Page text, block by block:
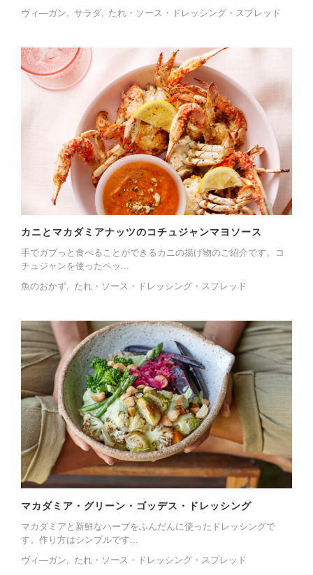
ヴィ―ガン サラダ たれ・ソース・ドレッシング・スプレッド
カニとマカダミアナッツのコチュジャンマヨソース
手でガブっと食べることができるカニの揚げ物のご紹介です。コ
チュジャンを使ったペッ...
魚のおかず
たれ・ソース・ドレッシング・スプレッド
マカダミア・グリーン・ゴッデス・ドレッシング
マカダミアと新鮮なハーブをふんだんに使ったドレッシングで
す。作り方はシンプルです...
ヴィ―ガン
たれ・ソース・ドレッシング・スプレッド